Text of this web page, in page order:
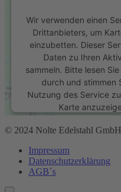
Wir verwenden einen
Drittanbieters, um
einzubetten. Dieser
Daten zu Ihren
sammeln. Bitte lesen
durch und stimmen
Nutzung des Service
Karte
Mehr
Akzeptieren
© 2024 Nolte Edelstahl
Impressum
Datenschutz­erklärung
AGB´s